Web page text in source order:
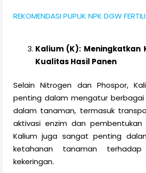
REKOMENDASI PUPUK NPK DGW
Kalium (K): Meningkatkan
Kualitas Hasil Panen
Selain Nitrogen dan Phospor,
penting dalam mengatur berbagai
dalam tanaman, termasuk
aktivasi enzim dan
Kalium juga sangat penting
ketahanan tanaman
kekeringan.